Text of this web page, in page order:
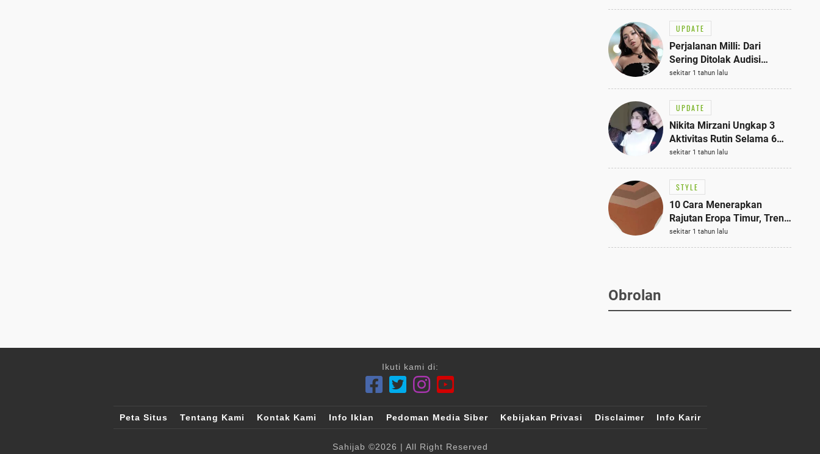
hingga Acara Semi-Formal
UPDATE
Perjalanan Milli: Dari
Sering Ditolak Audisi
hingga Menjadi Rapper Top
10 Thailand
sekitar 1 tahun lalu
UPDATE
Nikita Mirzani Ungkap 3
Aktivitas Rutin Selama 6
Bulan di Rutan Pondok
Bambu, Terungkap!
sekitar 1 tahun lalu
STYLE
10 Cara Menerapkan
Rajutan Eropa Timur, Tren
Mode Terbaik dan Paling
Dicari 2023
sekitar 1 tahun lalu
Obrolan
Ikuti kami di:
Peta Situs Tentang Kami Kontak Kami Info Iklan Pedoman Media Siber Kebijakan Privasi Disclaimer Info Karir
Sahijab ©2026 | All Right Reserved